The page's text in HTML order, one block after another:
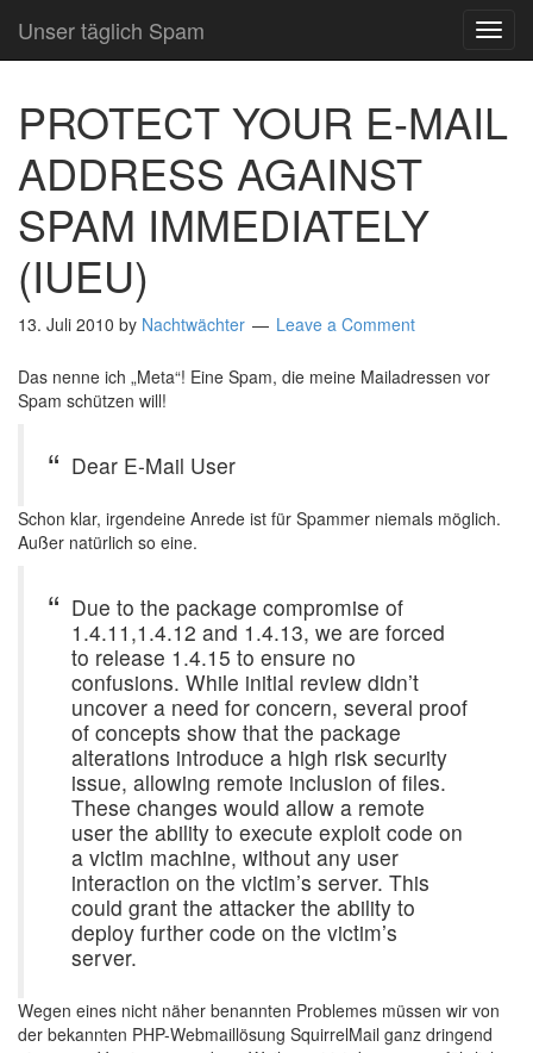
Unser täglich Spam
PROTECT YOUR E-MAIL
ADDRESS AGAINST
SPAM IMMEDIATELY
(IUEU)
13. Juli 2010 by Nachtwächter Leave a Comment
Das nenne ich „Meta“! Eine Spam, die meine Mailadressen vor
Spam schützen will!
Dear E-Mail User
Schon klar, irgendeine Anrede ist für Spammer niemals möglich.
Außer natürlich so eine.
Due to the package compromise of
1.4.11,1.4.12 and 1.4.13, we are forced
to release 1.4.15 to ensure no
confusions. While initial review didn’t
uncover a need for concern, several proof
of concepts show that the package
alterations introduce a high risk security
issue, allowing remote inclusion of files.
These changes would allow a remote
user the ability to execute exploit code on
a victim machine, without any user
interaction on the victim’s server. This
could grant the attacker the ability to
deploy further code on the victim’s
server.
Wegen eines nicht näher benannten Problemes müssen wir von
der bekannten PHP-Webmaillösung SquirrelMail ganz dringend